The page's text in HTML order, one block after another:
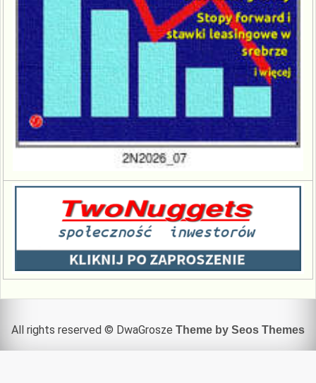
All rights reserved © DwaGrosze Theme by Seos Themes